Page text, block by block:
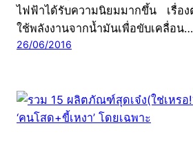
ไฟฟ้าได้รับความนิยมมากขึ้น เรื่อ
ใช้พลังงานจากน้ำมันเพื่อขับเคลื่อน…
26/06/2016